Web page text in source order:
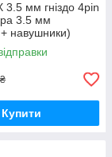
3.5 мм гніздо 4pin
3.5 мм
навушники)
Аудіо Адаптер
Купити